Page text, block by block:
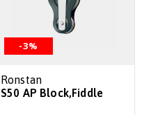
-3%
Ronstan
S50 AP Block,Fiddle